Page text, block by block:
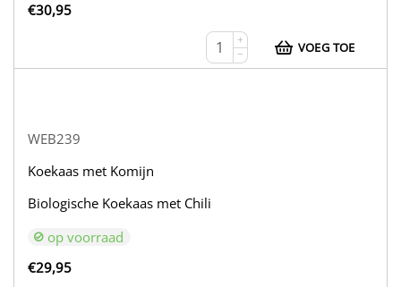
€30,95
+
−
VOEG TOE
WEB239
Koekaas met Komijn
Biologische Koekaas met Chili
op voorraad
€29,95